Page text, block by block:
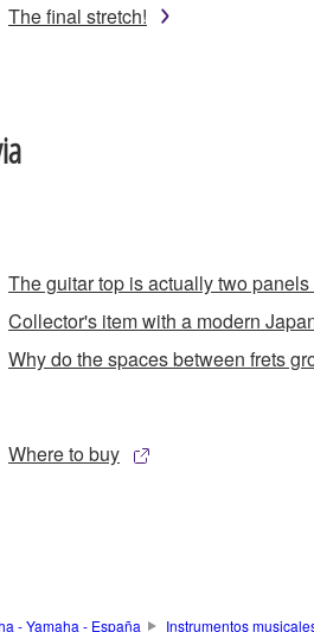
The final stretch!
The guitar top is actually two
Collector's item with a modern
Why do the spaces between frets
Where to buy
- Yamaha - España Instrumentos